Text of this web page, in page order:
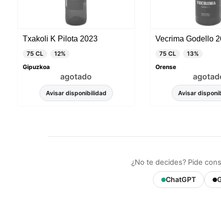
Txakoli K Pilota 2023
75 CL
12%
Gipuzkoa
agotado
Avisar disponibilidad
75 CL
13%
Orense
Avisar
¿No te decides? Pide
ChatGPT
para
carrito
Puede